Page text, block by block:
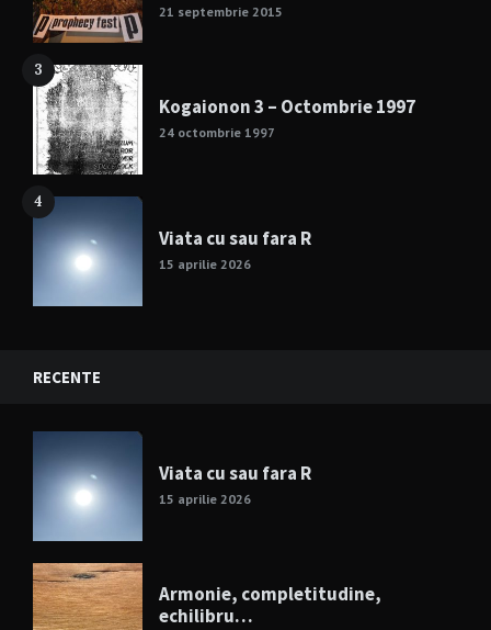
21 septembrie 2015
3
Kogaionon 3 – Octombrie 1997
24 octombrie 1997
4
Viata cu sau fara R
15 aprilie 2026
RECENTE
Viata cu sau fara R
15 aprilie 2026
Armonie, completitudine,
echilibru…